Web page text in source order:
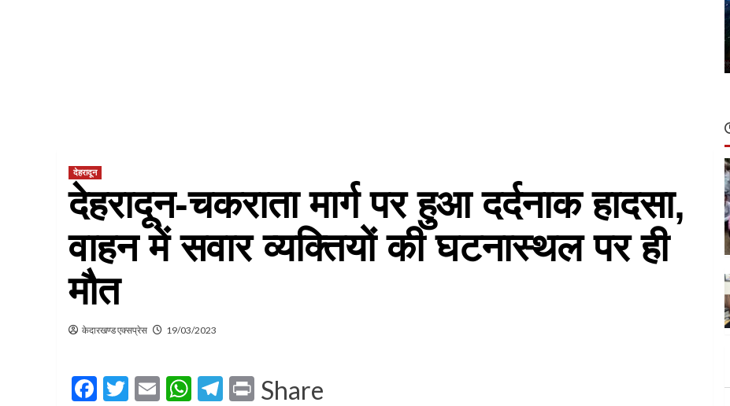
देहरादून
देहरादून-चकराता मार्ग पर हुआ दर्दनाक हादसा,
वाहन में सवार व्यक्तियों की घटनास्थल पर ही
मौत
केदारखण्ड एक्सप्रेस 19/03/2023
Facebook
Twitter
EmailWhatsApp
Telegram
Print
Share